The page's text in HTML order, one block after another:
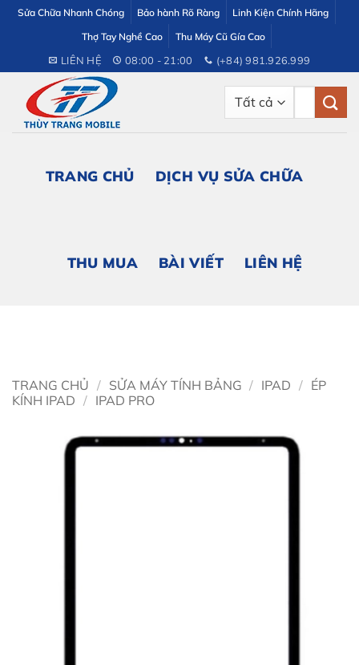
dung
Sửa Chữa Nhanh Chóng Bảo hành Rõ Ràng
Linh Kiện Chính Hãng
Thợ Tay Nghề Cao
Thu Máy Cũ Gía Cao
LIÊN HỆ 08:00 - 21:00 (+84) 981.926.999
TRANG CHỦ DỊCH VỤ SỬA CHỮA
THU MUA BÀI VIẾT LIÊN HỆ
TRANG CHỦ / SỬA MÁY TÍNH BẢNG / IPAD / ÉP
KÍNH IPAD / IPAD PRO